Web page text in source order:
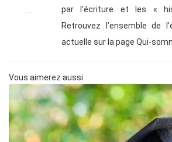
par l’écriture et les «
Retrouvez l’ensemble de
actuelle sur la page Qui-
Vous aimerez aussi